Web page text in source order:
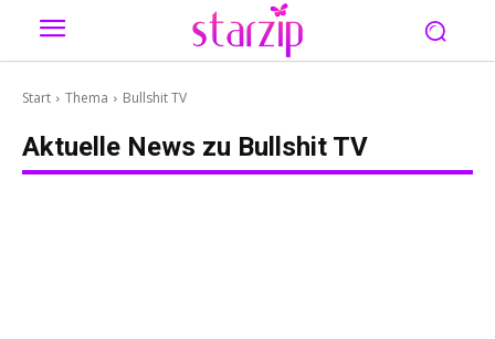
Start Thema Bullshit TV
Aktuelle News zu Bullshit TV